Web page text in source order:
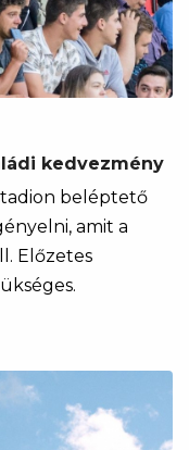
kedvezmény
beléptető
amit a
Előzetes